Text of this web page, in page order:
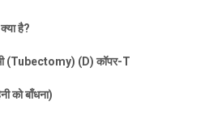
है?
(Tubectomy) (D)कॉपर-T
को बाँधना)